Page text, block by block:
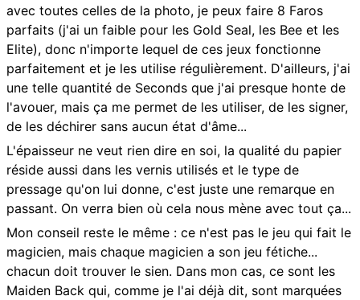
avec toutes celles de la photo, je peux faire 8 Faros
parfaits (j'ai un faible pour les Gold Seal, les Bee et les
Elite), donc n'importe lequel de ces jeux fonctionne
parfaitement et je les utilise régulièrement. D'ailleurs, j'ai
une telle quantité de Seconds que j'ai presque honte de
l'avouer, mais ça me permet de les utiliser, de les signer,
de les déchirer sans aucun état d'âme...
L'épaisseur ne veut rien dire en soi, la qualité du papier
réside aussi dans les vernis utilisés et le type de
pressage qu'on lui donne, c'est juste une remarque en
passant. On verra bien où cela nous mène avec tout ça...
Mon conseil reste le même : ce n'est pas le jeu qui fait le
magicien, mais chaque magicien a son jeu fétiche...
chacun doit trouver le sien. Dans mon cas, ce sont les
Maiden Back qui, comme je l'ai déjà dit, sont marquées